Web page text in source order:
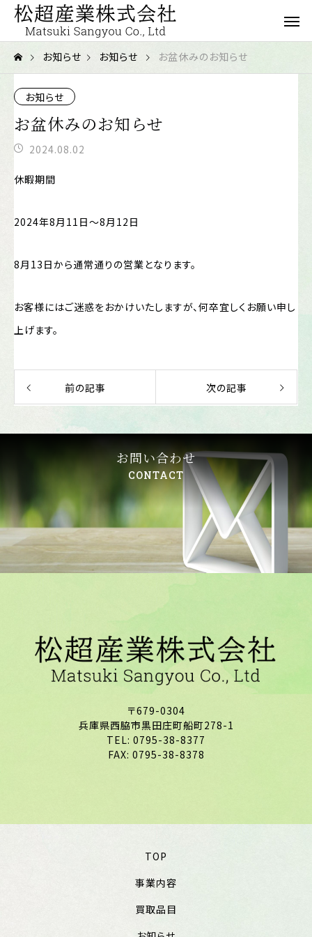
お知らせ お知らせ お盆休みのお知らせ
お知らせ
お盆休みのお知らせ
2024.08.02
休暇期間
2024年8月11日～8月12日
8月13日から通常通りの営業となります。
お客様にはご迷惑をおかけいたしますが、何卒宜しくお願い申し
上げます。
前の記事 次の記事
お問い合わせ
CONTACT
〒679-0304
兵庫県西脇市黒田庄町船町278-1
TEL: 0795-38-8377
FAX: 0795-38-8378
TOP
事業内容
買取品目